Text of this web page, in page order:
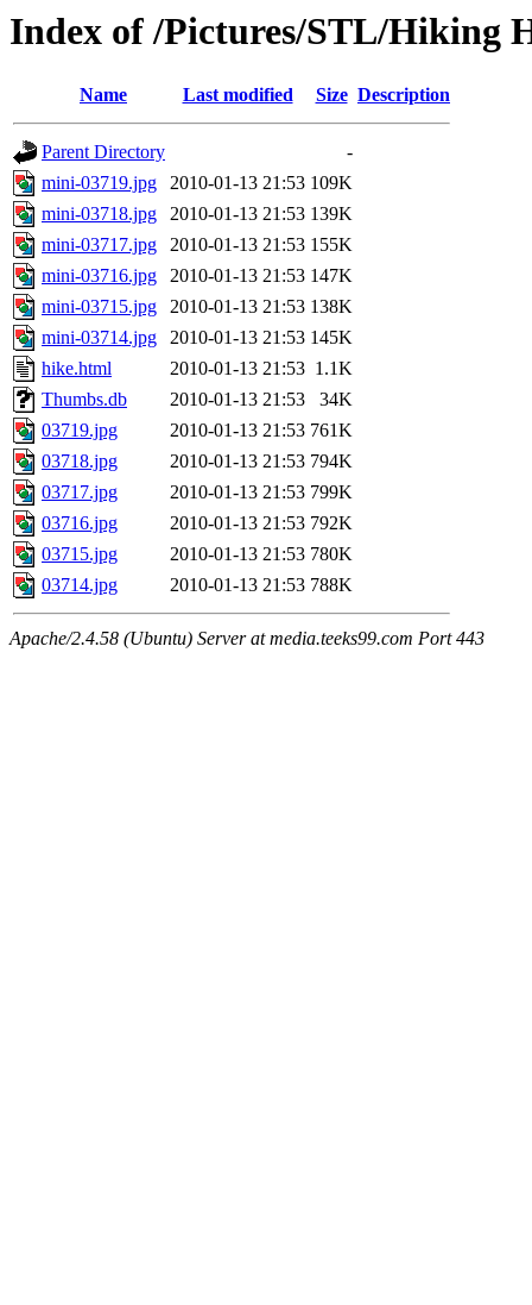
Index of /Pictures/STL/Hiking
Name Last modified Size Description
Parent Directory
-
mini-03719.jpg
2010-01-13 21:53 109K
mini-03718.jpg
2010-01-13 21:53 139K
mini-03717.jpg
2010-01-13 21:53 155K
mini-03716.jpg
2010-01-13 21:53 147K
mini-03715.jpg
2010-01-13 21:53 138K
mini-03714.jpg
2010-01-13 21:53 145K
hike.html
2010-01-13 21:53 1.1K
Thumbs.db
2010-01-13 21:53
34K
03719.jpg
2010-01-13 21:53 761K
03718.jpg
2010-01-13 21:53 794K
03717.jpg
2010-01-13 21:53 799K
03716.jpg
2010-01-13 21:53 792K
03715.jpg
2010-01-13 21:53 780K
03714.jpg
2010-01-13 21:53 788K
Apache/2.4.58 (Ubuntu) Server at media.teeks99.com Port 443